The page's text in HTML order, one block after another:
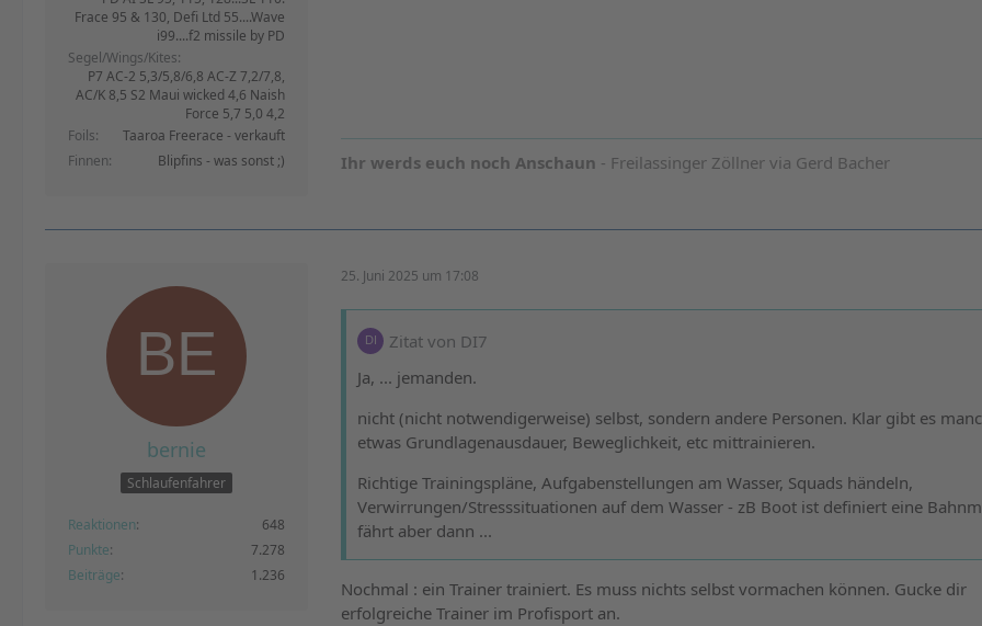
Frace 95 & 130, Defi Ltd 55....Wave
i99....f2 missile by PD
Segel/Wings/Kites
P7 AC-2 5,3/5,8/6,8 AC-Z 7,2/7,8,
AC/K 8,5 S2 Maui wicked 4,6 Naish
Force 5,7 5,0 4,2
Foils
Taaroa Freerace - verkauft
Finnen
Blipfins - was sonst ;) Ihr werds euch noch Anschaun - Freilassinger Zöllner via Gerd Bacher
bernie
Schlaufenfahrer
Reaktionen
648
Punkte
7.278
Beiträge
1.236
25. Juni 2025 um 17:08
Zitat von DI7
Ja, ... jemanden.
nicht (nicht notwendigerweise) selbst, sondern andere Personen. Klar gibt es
etwas Grundlagenausdauer, Beweglichkeit, etc mittrainieren.
Richtige Trainingspläne, Aufgabenstellungen am Wasser, Squads händeln,
Verwirrungen/Stresssituationen auf dem Wasser - zB Boot ist definiert eine
fährt aber dann ...
Nochmal : ein Trainer trainiert. Es muss nichts selbst vormachen können. Gucke dir
erfolgreiche Trainer im Profisport an.